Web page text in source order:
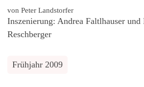
von Peter Landstorfer
Inszenierung: Andrea Faltlhauser und
Reschberger
Frühjahr 2009